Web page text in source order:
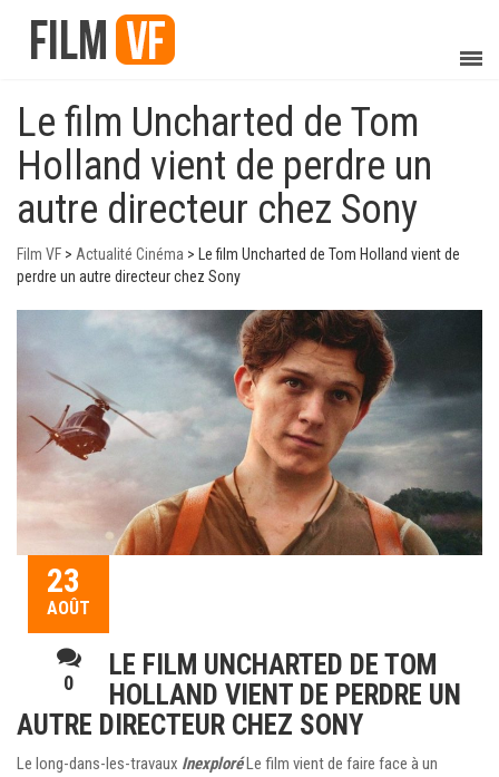
Le film Uncharted de Tom
Holland vient de perdre un
autre directeur chez Sony
Film VF > Actualité Cinéma >
Le film Uncharted de Tom Holland vient de
perdre un autre directeur chez Sony
23
AOÛT
0
LE FILM UNCHARTED DE TOM
HOLLAND VIENT DE PERDRE UN
AUTRE DIRECTEUR CHEZ SONY
Le long-dans-les-travaux InexploréLe film vient de faire face à un